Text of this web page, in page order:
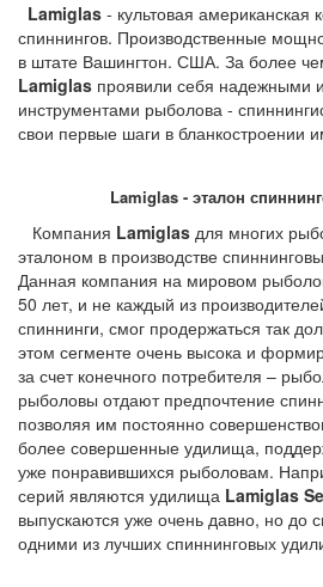
Lamiglas - культовая американская
спиннингов. Производственные
в штате Вашингтон. США. За более
Lamiglas проявили себя надежными
инструментами рыболова -
свои первые шаги в бланкостроении
Lamiglas - эталон
Компания Lamiglas для многих
эталоном в производстве
Данная компания на мировом
50 лет, и не каждый из
спиннинги, смог продержаться так
этом сегменте очень высока и
за счет конечного потребителя –
рыболовы отдают предпочтение
позволяя им постоянно
более совершенные удилища,
уже понравившихся рыболовам.
серий являются удилища Lamiglas
выпускаются уже очень давно, но до
одними из лучших спиннинговых